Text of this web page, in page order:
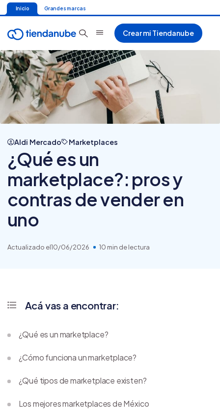
Inicio Grandes marcas
Crear mi Tiendanube
Aldi Mercado Marketplaces
¿Qué es un
marketplace?: pros y
contras de vender en
uno
Actualizado el10/06/2026 10 min de lectura
Acá vas a encontrar:
¿Qué es un marketplace?
¿Cómo funciona un marketplace?
¿Qué tipos de marketplace existen?
Los mejores marketplaces de México